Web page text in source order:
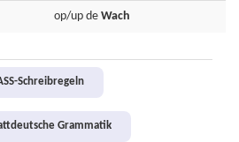
op/up de Wach
Schreibregeln
Grammatik